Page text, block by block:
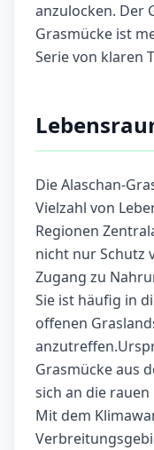
anzulocken. Der
Grasmücke ist
Serie von klaren
Die Alaschan-
Vielzahl von
Regionen
nicht nur Schutz
Zugang zu
Sie ist häufig in
offenen
Grasmücke aus
sich an die
Mit dem